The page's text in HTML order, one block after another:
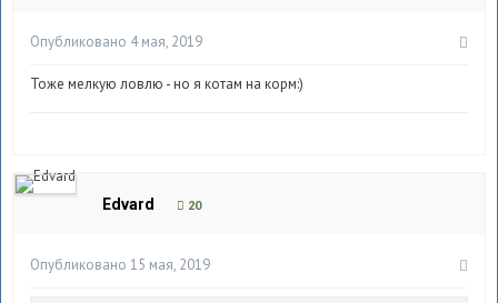
Опубликовано 4 мая, 2019
Тоже мелкую ловлю - но я котам на корм:)
Edvard 20
Опубликовано 15 мая, 2019